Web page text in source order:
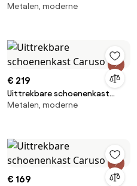
Caruso
Metalen, moderne
€ 219
Uittrekbare schoenenkast
Caruso
Metalen, moderne
€ 169